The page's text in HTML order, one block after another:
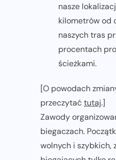
nasze
kilometrów od
naszych tras
procentach
ścieżkami.
[O powodach
przeczytaćtutaj.]
Zawody
biegaczach.
wolnych i szybkich,